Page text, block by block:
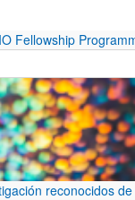
Fellowship
reconocidos de